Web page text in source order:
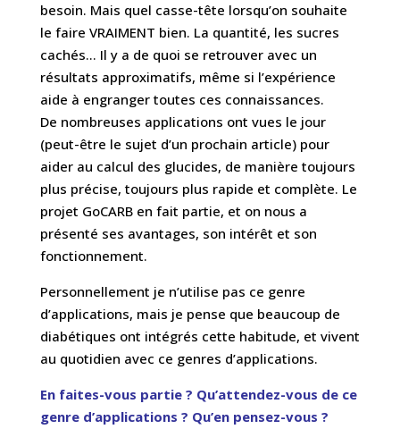
besoin. Mais quel casse-tête lorsqu’on souhaite
le faire VRAIMENT bien. La quantité, les sucres
cachés… Il y a de quoi se retrouver avec un
résultats approximatifs, même si l’expérience
aide à engranger toutes ces connaissances.
De nombreuses applications ont vues le jour
(peut-être le sujet d’un prochain article) pour
aider au calcul des glucides, de manière toujours
plus précise, toujours plus rapide et complète. Le
projet GoCARB en fait partie, et on nous a
présenté ses avantages, son intérêt et son
fonctionnement.
Personnellement je n’utilise pas ce genre
d’applications, mais je pense que beaucoup de
diabétiques ont intégrés cette habitude, et vivent
au quotidien avec ce genres d’applications.
En faites-vous partie ? Qu’attendez-vous de ce
genre d’applications ? Qu’en pensez-vous ?